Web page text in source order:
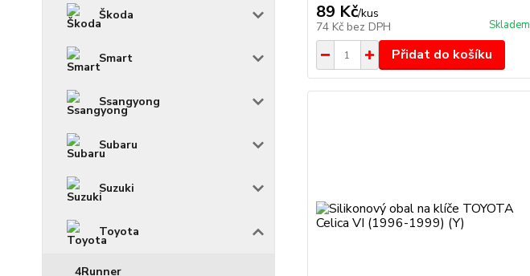
Škoda
Smart
Ssangyong
Subaru
Suzuki
Toyota
4Runner
89 Kč/kus
74 Kč bez DPH Skladem
Přidat do košíku